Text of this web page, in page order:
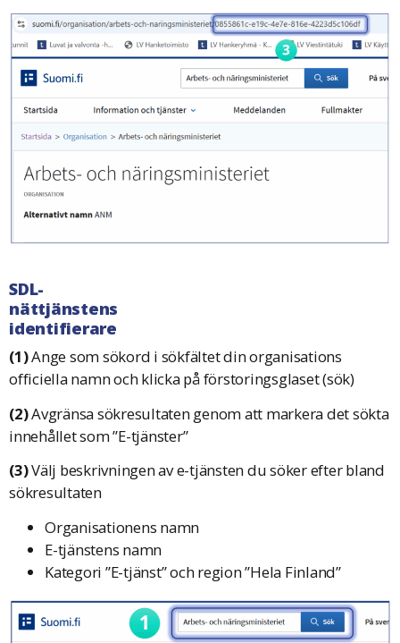
SDL-
nättjänstens
identifierare
(1)Ange som sökord i sökfältet din organisations
officiella namn och klicka på förstoringsglaset (sök)
(2)Avgränsa sökresultaten genom att markera det sökta
innehållet som ”E-tjänster”
(3)Välj beskrivningen av e-tjänsten du söker efter bland
sökresultaten
Organisationens namn
E-tjänstens namn
Kategori ”E-tjänst” och region ”Hela Finland”